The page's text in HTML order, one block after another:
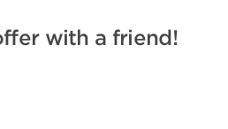
with a friend!